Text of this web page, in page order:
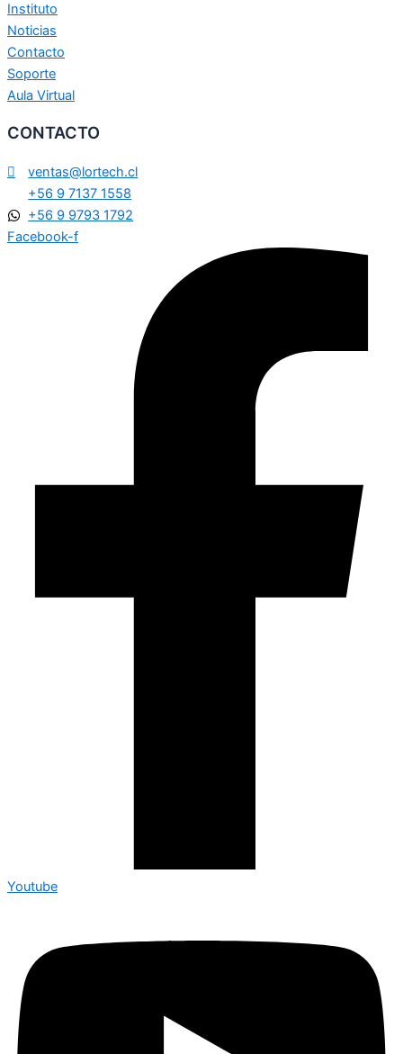
Instituto
Noticias
Contacto
Soporte
Aula Virtual
CONTACTO
ventas@lortech.cl
+56 9 7137 1558
+56 9 9793 1792
Facebook-f
Youtube